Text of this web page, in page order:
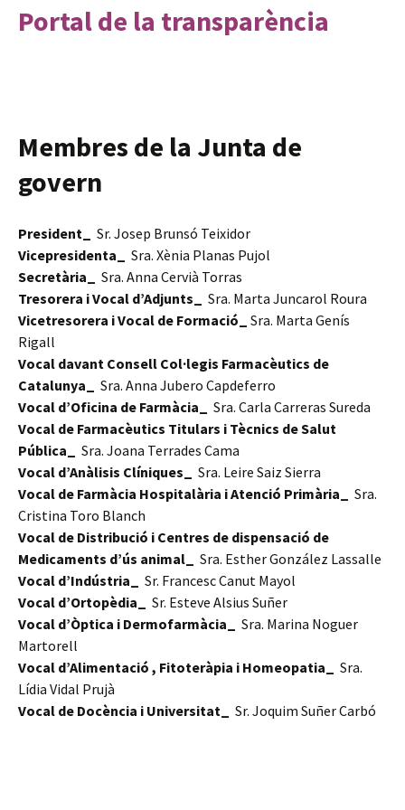
Portal de la transparència
Membres de la Junta de
govern
President_ Sr. Josep Brunsó Teixidor
Vicepresidenta_ Sra. Xènia Planas Pujol
Secretària_ Sra. Anna Cervià Torras
Tresorera i Vocal d’Adjunts_ Sra. Marta Juncarol Roura
Vicetresorera i Vocal de Formació_ Sra. Marta Genís
Rigall
Vocal davant Consell Col·legis Farmacèutics de
Catalunya_ Sra. Anna Jubero Capdeferro
Vocal d’Oficina de Farmàcia_ Sra. Carla Carreras Sureda
Vocal de Farmacèutics Titulars i Tècnics de Salut
Pública_ Sra. Joana Terrades Cama
Vocal d’Anàlisis Clíniques_ Sra. Leire Saiz Sierra
Vocal de Farmàcia Hospitalària i Atenció Primària_ Sra.
Cristina Toro Blanch
Vocal de Distribució i Centres de dispensació de
Medicaments d’ús animal_ Sra. Esther González Lassalle
Vocal d’Indústria_ Sr. Francesc Canut Mayol
Vocal d’Ortopèdia_ Sr. Esteve Alsius Suñer
Vocal d’Òptica i Dermofarmàcia_ Sra. Marina Noguer
Martorell
Vocal d’Alimentació , Fitoteràpia i Homeopatia_ Sra.
Lídia Vidal Prujà
Vocal de Docència i Universitat_ Sr. Joquim Suñer Carbó